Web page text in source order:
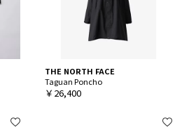
THE NORTH FACE
Taguan Poncho
￥26,400